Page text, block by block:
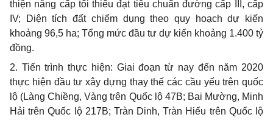
thiện nâng cấp tối thiểu đạt tiêu chuẩn đường cấp III, cấp
IV; Diện tích đất chiếm dụng theo quy hoạch dự kiến
khoảng 96,5 ha; Tổng mức đầu tư dự kiến khoảng 1.400 tỷ
đồng.
2. Tiến trình thực hiện: Giai đoạn từ nay đến năm 2020
thực hiện đầu tư xây dựng thay thế các cầu yếu trên quốc
lộ (Làng Chiềng, Vàng trên Quốc lộ 47B; Bai Mường, Minh
Hải trên Quốc lộ 217B; Tràn Dinh, Tràn Hiếu trên Quốc lộ